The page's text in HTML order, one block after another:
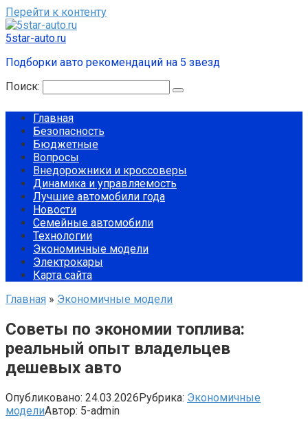
Перейти к контенту
5star-auto.ru
Подборки авто рекомендаций на 5 звезд
Поиск:
Главная
Безопасность
Бюджетные
Вопросы
Внедорожники и кроссоверы
Динамика и управляемость
Лучшие автомобили года
Новости
Семейные автомобили
Технологии
Экономичные модели
Электрокары
Карта сайта
Главная » Экономичные модели
Советы по экономии топлива:
реальный опыт владельцев
дешевых авто
Опубликовано: 24.03.2026Рубрика: Экономичные
моделиАвтор: 5-admin